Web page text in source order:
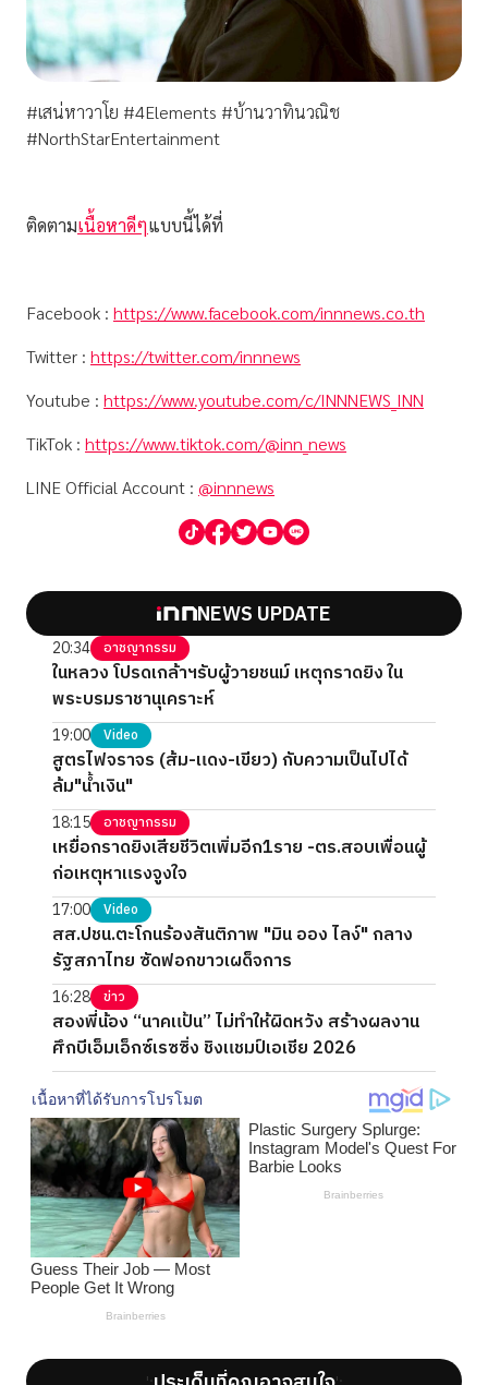
#เสน่หาวาโย #4Elements #บ้านวาทินวณิช
#NorthStarEntertainment
ติดตามเนื้อหาดีๆแบบนี้ได้ที่
Facebook : https://www.facebook.com/innnews.co.th
Twitter : https://twitter.com/innnews
Youtube : https://www.youtube.com/c/INNNEWS_INN
TikTok : https://www.tiktok.com/@inn_news
LINE Official Account : @innnews
NEWS UPDATE
20:34 อาชญากรรม
ในหลวง โปรดเกล้าฯรับผู้วายชนม์ เหตุกราดยิง ใน
พระบรมราชานุเคราะห์
19:00 Video
สูตรไฟจราจร (ส้ม-แดง-เขียว) กับความเป็นไปได้
ล้ม"น้ำเงิน"
18:15 อาชญากรรม
เหยื่อกราดยิงเสียชีวิตเพิ่มอีก1ราย -ตร.สอบเพื่อนผู้
ก่อเหตุหาแรงจูงใจ
17:00 Video
สส.ปชน.ตะโกนร้องสันติภาพ "มิน ออง ไลง์" กลาง
รัฐสภาไทย ซัดฟอกขาวเผด็จการ
16:28 ข่าว
สองพี่น้อง “นาคแป้น” ไม่ทำให้ผิดหวัง สร้างผลงาน
ศึกบีเอ็มเอ็กซ์เรซซิ่ง ชิงแชมป์เอเชีย 2026